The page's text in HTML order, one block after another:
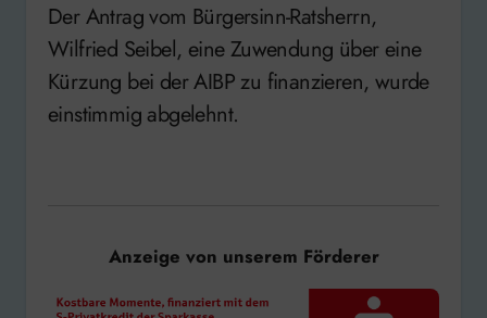
Der Antrag vom Bürgersinn-Ratsherrn,
Wilfried Seibel, eine Zuwendung über eine
Kürzung bei der AIBP zu finanzieren, wurde
einstimmig abgelehnt.
Anzeige von unserem Förderer